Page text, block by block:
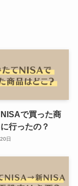
で買った商
行ったの？
日